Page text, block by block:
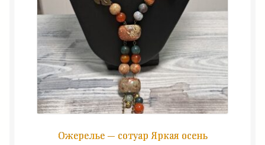
Ожерелье — сотуар Яркая осень